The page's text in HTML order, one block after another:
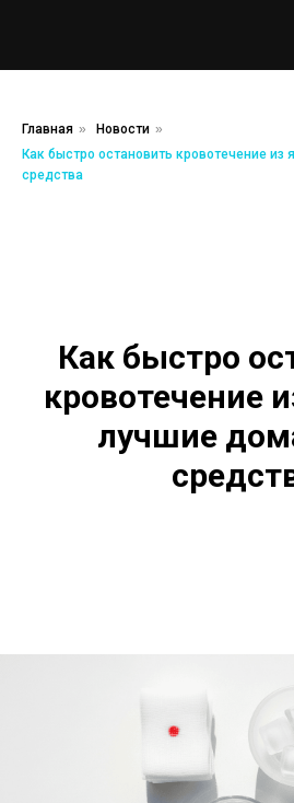
Главная » Новости »
Как быстро остановить кровотечение
средства
Как быстро
кровотечение
лучшие